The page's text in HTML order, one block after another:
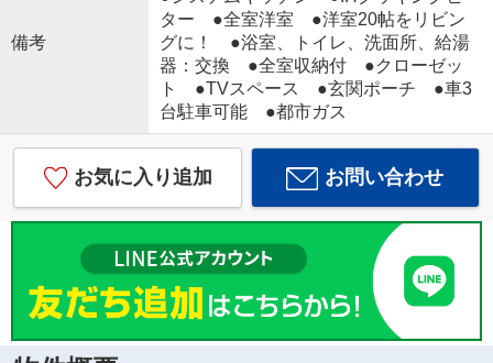
備考
ター ●全室洋室 ●洋室20帖をリビン
グに！ ●浴室、トイレ、洗面所、給湯
器：交換 ●全室収納付 ●クローゼッ
ト ●TVスペース ●玄関ポーチ ●車3
台駐車可能 ●都市ガス
お気に入り追加 お問い合わせ